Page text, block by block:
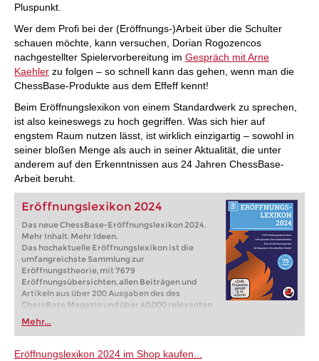
Pluspunkt.
Wer dem Profi bei der (Eröffnungs-)Arbeit über die Schulter
schauen möchte, kann versuchen, Dorian Rogozencos
nachgestellter Spielervorbereitung im Gespräch mit Arne
Kaehler zu folgen – so schnell kann das gehen, wenn man die
ChessBase-Produkte aus dem Effeff kennt!
Beim Eröffnungslexikon von einem Standardwerk zu sprechen,
ist also keineswegs zu hoch gegriffen. Was sich hier auf
engstem Raum nutzen lässt, ist wirklich einzigartig – sowohl in
seiner bloßen Menge als auch in seiner Aktualität, die unter
anderem auf den Erkenntnissen aus 24 Jahren ChessBase-
Arbeit beruht.
Eröffnungslexikon 2024
Das neue ChessBase-Eröffnungslexikon 2024.
Mehr Inhalt. Mehr Ideen.
Das hochaktuelle Eröffnungslexikon ist die
umfangreichste Sammlung zur
Eröffnungstheorie, mit 7679
Eröffnungsübersichten, allen Beiträgen und
Artikeln aus über 200 Ausgaben des des
ChessBase Magazin und über 40.000 relevanten
Partien zu allen Eröffnungen. In über 80 Videos
erklären Experten und Großmeister
Eröffnungsideen und zeigen die neuesten Trends.
Mit verbessertem Zugriff auf alle Inhalte.
Mehr...
Eröffnungslexikon 2024 im Shop kaufen...